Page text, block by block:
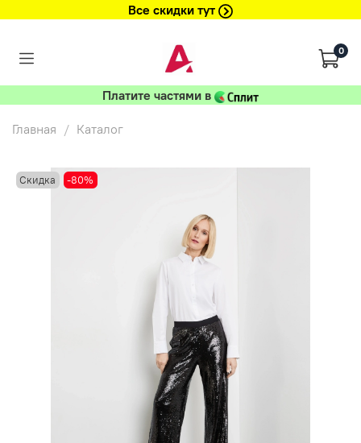
Все скидки тут
0
Платите частями в
Главная Каталог
Скидка -80%